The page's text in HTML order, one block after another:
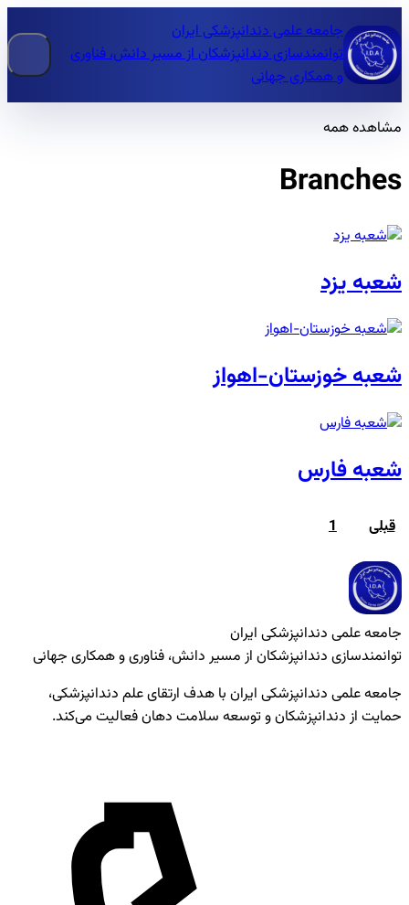
جامعه علمی دندانپزشکی ایران
توانمندسازی دندانپزشکان از مسیر دانش، فناوری
و همکاری جهانی
مشاهده همه
Branches
شعبه یزد
شعبه خوزستان-اهواز
شعبه فارس
صفحه‌بندی
نوشته‌ها
قبلی 1
جامعه علمی دندانپزشکی ایران
توانمندسازی دندانپزشکان از مسیر دانش، فناوری و همکاری جهانی
جامعه علمی دندانپزشکی ایران با هدف ارتقای علم دندانپزشکی،
حمایت از دندانپزشکان و توسعه سلامت دهان فعالیت می‌کند.